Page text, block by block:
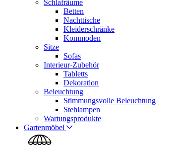
Schlafräume
Betten
Nachttische
Kleiderschränke
Kommoden
Sitze
Sofas
Interieur-Zubehör
Tabletts
Dekoration
Beleuchtung
Stimmungsvolle Beleuchtung
Stehlampen
Wartungsprodukte
Gartenmöbel